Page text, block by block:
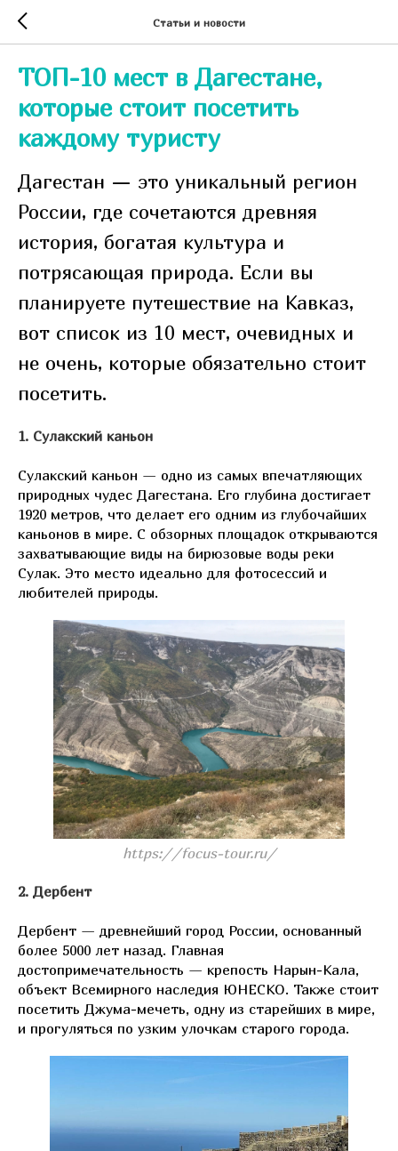
Статьи и новости
ТОП-10 мест в Дагестане,
которые стоит посетить
каждому туристу
Дагестан — это уникальный регион
России, где сочетаются древняя
история, богатая культура и
потрясающая природа. Если вы
планируете путешествие на Кавказ,
вот список из 10 мест, очевидных и
не очень, которые обязательно стоит
посетить.
1. Сулакский каньон
Сулакский каньон — одно из самых впечатляющих
природных чудес Дагестана. Его глубина достигает
1920 метров, что делает его одним из глубочайших
каньонов в мире. С обзорных площадок открываются
захватывающие виды на бирюзовые воды реки
Сулак. Это место идеально для фотосессий и
любителей природы.
https://focus-tour.ru/
2. Дербент
Дербент — древнейший город России, основанный
более 5000 лет назад. Главная
достопримечательность — крепость Нарын-Кала,
объект Всемирного наследия ЮНЕСКО. Также стоит
посетить Джума-мечеть, одну из старейших в мире,
и прогуляться по узким улочкам старого города.